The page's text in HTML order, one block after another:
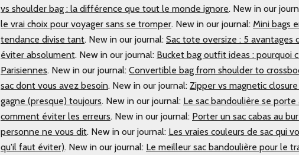
vs shoulder bag : la différence que tout le monde ignore. New in our
le vrai choix pour voyager sans se tromper. New in our journal: Mini bags
tendance divise tant. New in our journal: Sac tote oversize : 5 avantages
éviter absolument. New in our journal: Bucket bag outfit ideas : pourquoi
Parisiennes. New in our journal: Convertible bag from shoulder to
sac dont vous avez besoin. New in our journal: Zipper vs magnetic
gagne (presque) toujours. New in our journal: Le sac bandoulière se
comment éviter les erreurs. New in our journal: Porter un sac cabas au
personne ne vous dit. New in our journal: Les vraies couleurs de sac qui
qu'il faut éviter). New in our journal: Le meilleur sac bandoulière pour le